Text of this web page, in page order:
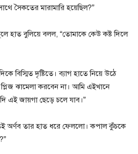
সৈকতের মারামারি হয়েছিল?”
হাত বুলিয়ে বলল, “তোমাকে কেউ কষ্ট দিলে
বিস্মিত দৃষ্টিতে। ব্যাগ হাতে নিয়ে উঠে
ঝামেলা করবেন না। আমি এইখানে
এই জায়গা ছেড়ে চলে যাব।”
অর্ণব তার হাত ধরে ফেললো। কপাল কুঁচকে